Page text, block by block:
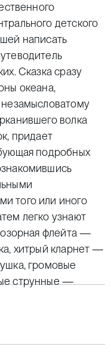
детского
написать
Сказка сразу
океана,
волка
придает
подробных
того или иного
легко узнают
озорная флейта —
хитрый кларнет —
громовые
струнные —